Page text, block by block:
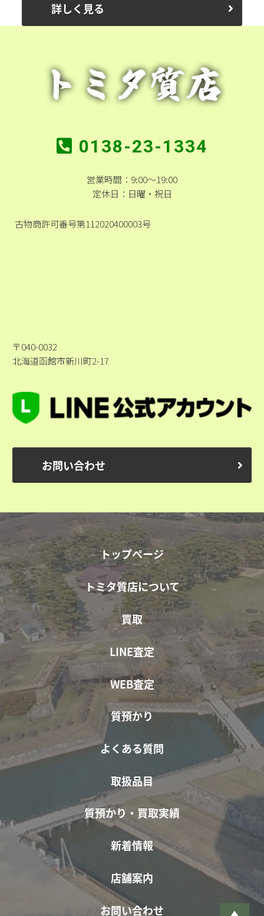
詳しく見る
0138-23-1334
営業時間：9:00～19:00
定休日：日曜・祝日
古物商許可番号第112020400003号
〒040-0032
北海道函館市新川町2-17
お問い合わせ
トップページ
トミタ質店について
買取
LINE査定
WEB査定
質預かり
よくある質問
取扱品目
質預かり・買取実績
新着情報
店舗案内
お問い合わせ